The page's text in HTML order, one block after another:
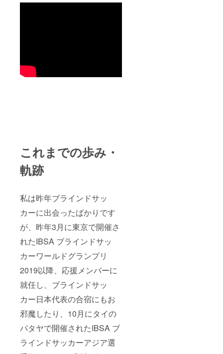
これまでの歩み・
軌跡
私は昨年ブラインドサッ
カーに出会ったばかりです
が、昨年3月に東京で開催さ
れたIBSA ブラインドサッ
カーワールドグランプリ
2019以降、応援メンバーに
就任し、ブラインドサッ
カー日本代表の合宿にもお
邪魔したり、10月にタイの
パタヤで開催されたIBSA ブ
ラインドサッカーアジア選